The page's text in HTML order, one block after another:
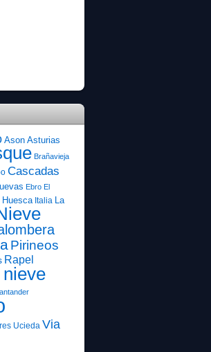
Ason Asturias
Brañavieja
Cascadas
Ebro El
Huesca Italia La
Pirineos
Rapel
Ucieda Via